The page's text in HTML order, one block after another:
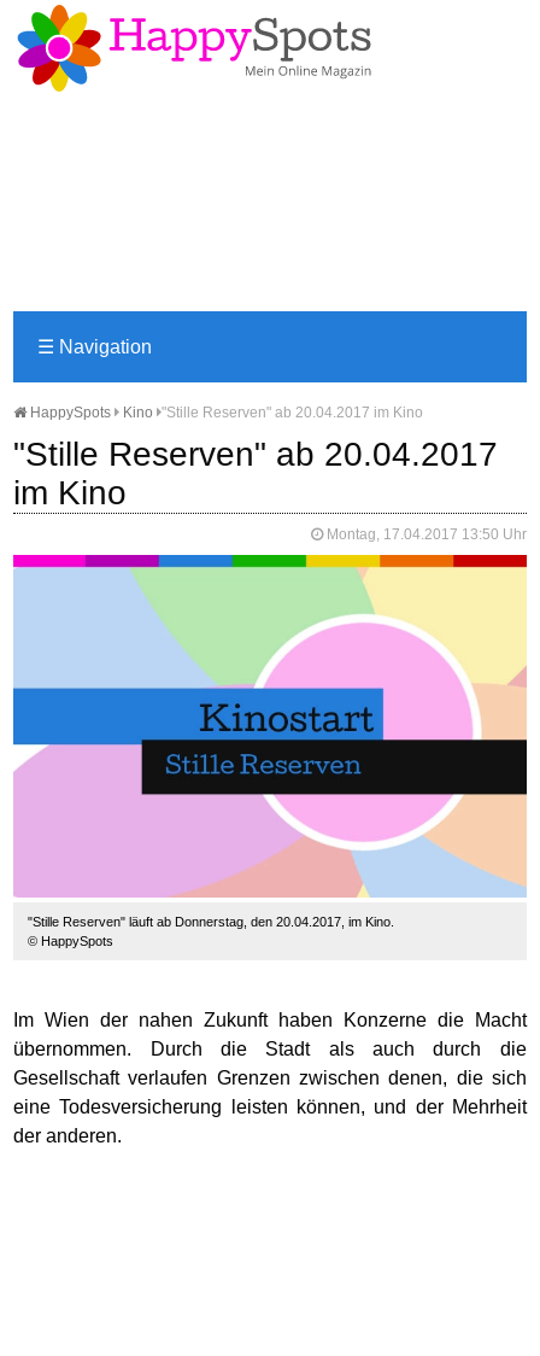
☰ Navigation
HappySpots Kino "Stille Reserven" ab 20.04.2017 im Kino
"Stille Reserven" ab 20.04.2017
im Kino
Montag, 17.04.2017 13:50 Uhr
"Stille Reserven" läuft ab Donnerstag, den 20.04.2017, im Kino.
© HappySpots
Im Wien der nahen Zukunft haben Konzerne die Macht
übernommen. Durch die Stadt als auch durch die
Gesellschaft verlaufen Grenzen zwischen denen, die sich
eine Todesversicherung leisten können, und der Mehrheit
der anderen.